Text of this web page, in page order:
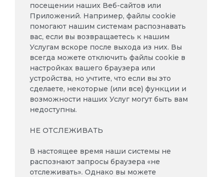
посещении наших Веб-сайтов или
Приложений. Например, файлы cookie
помогают нашим системам распознавать
вас, если вы возвращаетесь к нашим
Услугам вскоре после выхода из них. Вы
всегда можете отключить файлы cookie в
настройках вашего браузера или
устройства, но учтите, что если вы это
сделаете, некоторые (или все) функции и
возможности наших Услуг могут быть вам
недоступны.
НЕ ОТСЛЕЖИВАТЬ
В настоящее время наши системы не
распознают запросы браузера «не
отслеживать». Однако вы можете